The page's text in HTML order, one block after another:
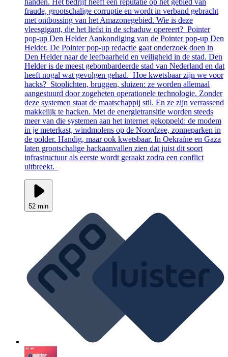
fraude, grootschalige corruptie en wordt in verband gebracht
met ontbossing van het Amazonegebied. Wie is deze
vleesgigant, die het liefst in de schaduw opereert? Pointer
pop-up Den Helder Aankondiging van de Pointer pop-up Den
Helder. De Pointer pop-up redactie gaat onderzoek doen in
Den Helder naar de leefbaarheid en veiligheid in de stad. Den
Helder is de meest gebombardeerde stad van Nederland en dat
heeft nogal wat gevolgen gehad. Hoe kwetsbaar zijn we voor
hacks? Stoplichten, bruggen, sluizen: ze worden allemaal
aangestuurd door zogeheten operationele technologie. Zonder
deze systemen staat de maatschappij stil. En ze zijn verrassend
makkelijk te hacken. Met de energietransitie worden steeds
meer van die systemen aan het internet gekoppeld: de modem
in je meterkast, windmolens op de Noordzee, zonneparken in
de polder. Handig, maar ook kwetsbaar. In Oekraïne en Gaza
laten grootschalige hackaanvallen zien dat juist dit soort
infrastructuur als eerste wordt geraakt zodra een conflict
uitbreekt.
52 min